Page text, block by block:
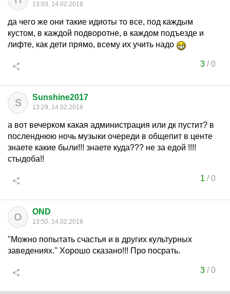
13:03, 14.02.2018
да чего же они такие идиоты то все, под каждым
кустом, в каждой подворотне, в каждом подъезде и
лифте, как дети прямо, всему их учить надо
3/0
S Sunshine2017
13:29, 14.02.2018
а вот вечерком какая администрация или дк пустит? в
посленднюю ночь музыки очереди в общепит в центе
знаете какие были!!! знаете куда??? не за едой !!!!
стыдоба!!
1 /0
O OND
13:50, 14.02.2018
"Можно попытать счастья и в других культурных
заведениях." Хорошо сказано!!! Про посрать.
3/0